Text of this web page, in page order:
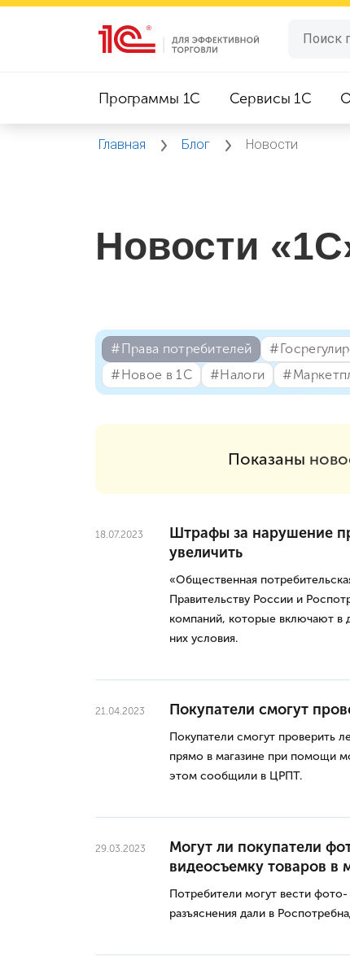
Программы 1C Сервисы 1C
Главная Блог Новости
Новости
#⁣Права потребителей
#⁣Новое в 1С
#⁣Налоги
Показаны
18.07.2023
Штрафы за нарушение
увеличить
«Общественная
Правительству России и
компаний, которые включают в
них условия.
21.04.2023 Покупатели смогут
Покупатели смогут проверить
прямо в магазине при помощи
этом сообщили в ЦРПТ.
29.03.2023
Могут ли покупатели
видеосъемку товаров в
Потребители могут вести фото-
разъяснения дали в